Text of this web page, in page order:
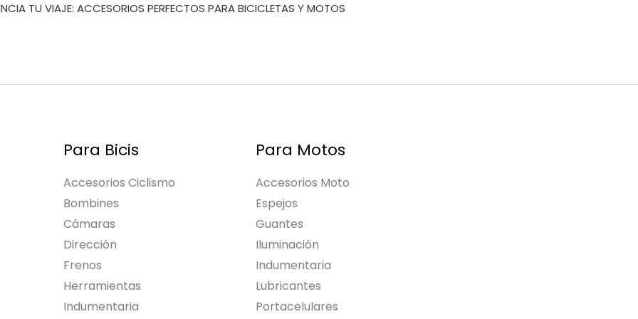
TU VIAJE: ACCESORIOS PERFECTOS PARA BICICLETAS Y MOTOS
Para Bicis
Accesorios Ciclismo
Bombines
Cámaras
Dirección
Frenos
Herramientas
Indumentaria
Para Motos
Accesorios Moto
Espejos
Guantes
Iluminación
Indumentaria
Lubricantes
Portacelulares